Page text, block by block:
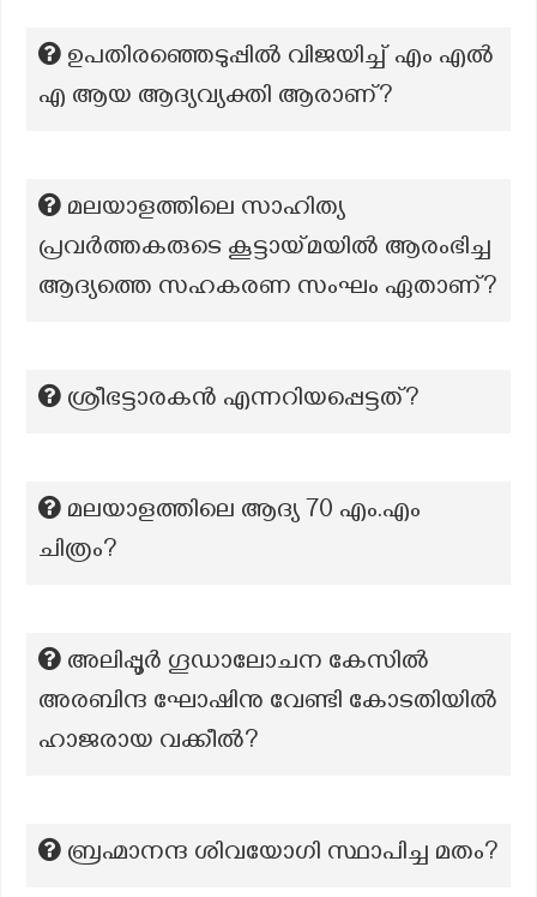
ഉപതിരഞ്ഞെടുപ്പിൽ വിജയിച്ച് എം എൽ
എ ആയ ആദ്യവ്യക്തി ആരാണ്?
മലയാളത്തിലെ സാഹിത്യ
പ്രവർത്തകരുടെ കൂട്ടായ്മയിൽ ആരംഭിച്ച
ആദ്യത്തെ സഹകരണ സംഘം ഏതാണ്?
ശ്രീഭട്ടാരകൻ എന്നറിയപ്പെട്ടത്?
മലയാളത്തിലെ ആദ്യ 70 എം.എം
ചിത്രം?
അലിപ്പൂർ ഗൂഡാലോചന കേസിൽ
അരബിന്ദ ഘോഷിനു വേണ്ടി കോടതിയിൽ
ഹാജരായ വക്കീൽ?
ബ്രഹ്മാനന്ദ ശിവയോഗി സ്ഥാപിച്ച മതം?